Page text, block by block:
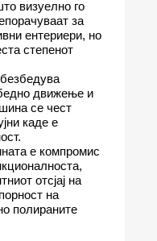
визуелно го
за
ентериери, но
степенот
движење и
се чест
каде е
е компромис
отсјај на
на
полираните